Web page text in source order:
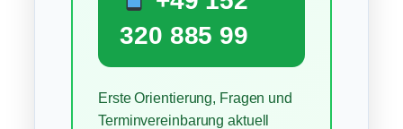
320 885 99
Erste Orientierung, Fragen und
Terminvereinbarung aktuell